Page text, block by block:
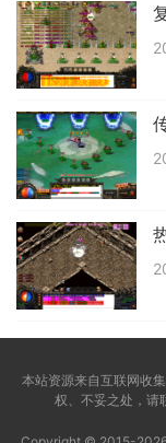
本站资源来自互联网收
权、不妥之处，请